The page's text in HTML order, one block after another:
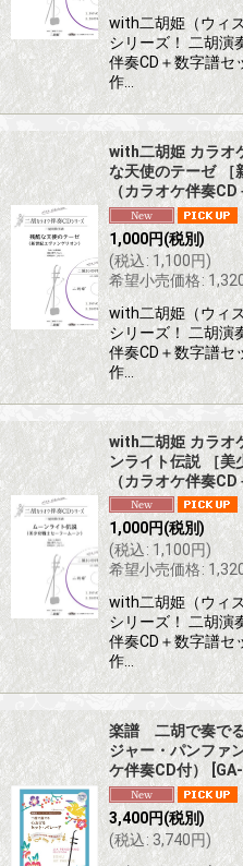
with二胡姫（ウィ
シリーズ！ 二胡演
伴奏CD＋数字譜セ
作…
with二胡姫 カラ
な天使のテーゼ
（カラオケ伴奏
1,000円(税別)
(税込: 1,100円)
希望小売価格:
with二胡姫（ウィ
シリーズ！ 二胡演
伴奏CD＋数字譜セ
作…
with二胡姫 カラ
ンライト伝説 ［
（カラオケ伴奏
1,000円(税別)
(税込: 1,100円)
希望小売価格:
with二胡姫（ウィ
シリーズ！ 二胡演
伴奏CD＋数字譜セ
作…
楽譜 二胡で奏で
ジャー・パンファ
ケ伴奏CD付）
3,400円(税別)
(税込: 3,740円)